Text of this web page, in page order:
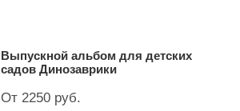
Выпускной альбом для детских
садов Динозаврики
От 2250 руб.